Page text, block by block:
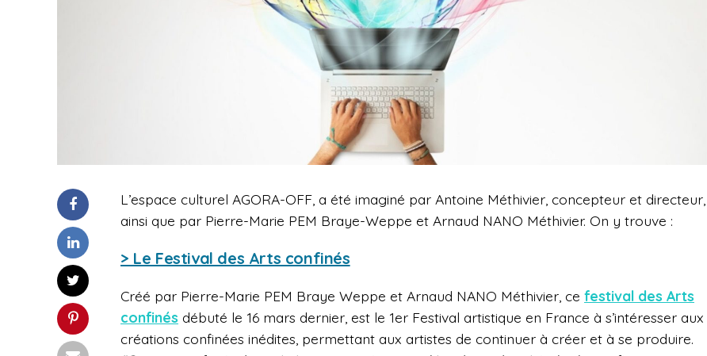
L’espace culturel AGORA-OFF , a été imaginé par Antoine Méthivier, concepteur et directeur,
ainsi que par Pierre-Marie PEM Braye-Weppe et Arnaud NANO Méthivier. On y trouve :
> Le Festival des Arts confinés
Créé par Pierre-Marie PEM Braye Weppe et Arnaud NANO Méthivier, ce festival des Arts
confinés débuté le 16 mars dernier, est le 1er Festival artistique en France à s’intéresser aux
créations confinées inédites, permettant aux artistes de continuer à créer et à se produire.